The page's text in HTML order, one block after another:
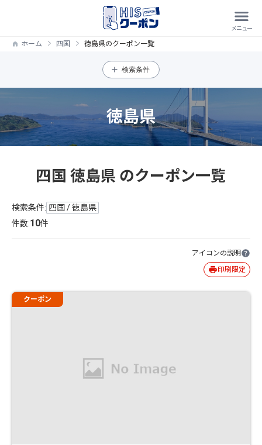
ホーム 四国 徳島県のクーポン一覧
検索条件
徳島県
四国 徳島県 のクーポン一覧
検索条件: 四国 / 徳島県
件数:10件
アイコンの説明
印刷限定
クーポン